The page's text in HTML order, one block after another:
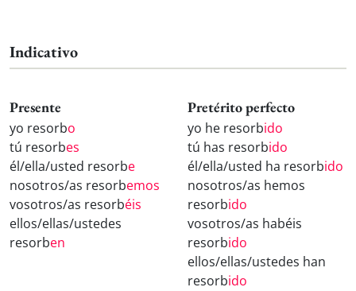
Indicativo
Presente
yo resorbo
tú resorbes
él/ella/usted resorbe
nosotros/as resorbemos
vosotros/as resorbéis
ellos/ellas/ustedes
resorben
Pretérito perfecto
yo he resorbido
tú has resorbido
él/ella/usted ha resorbido
nosotros/as hemos
resorbido
vosotros/as habéis
resorbido
ellos/ellas/ustedes han
resorbido